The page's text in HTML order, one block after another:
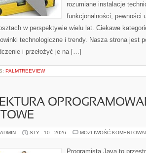
rozumiane instalacje
funkcjonalności, pewności
w perspektywie wielu lat. Ciekawe
technologiczne i trendy. Nasza strona jest
i przełożyć je na […]
PALMTREEVIEW
STY - 10 - 2026 MOŻLIWOŚĆ
Programista Java to